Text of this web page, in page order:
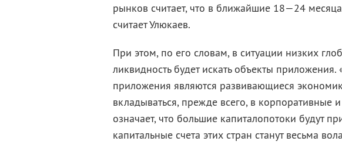
рынков считает, что в ближайшие 18—24
считает Улюкаев.
При этом, по его словам, в ситуации низких
ликвидность будет искать объекты
приложения являются развивающиеся
вкладываться, прежде всего, в корпоративные
означает, что большие капиталопотоки будут
капитальные счета этих стран станут весьма